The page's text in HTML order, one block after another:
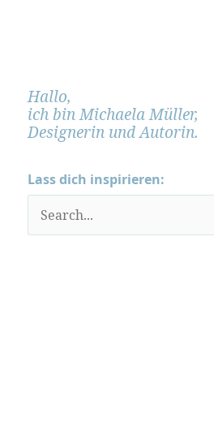
Hallo,
ich bin Michaela Müller,
Designerin und Autorin.
Lass dich inspirieren:
u